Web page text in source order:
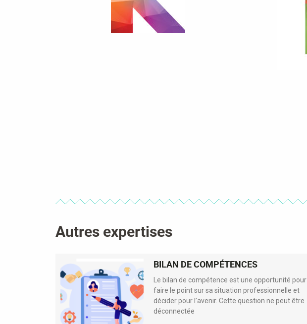
Autres expertises
BILAN DE COMPÉTENCES
Le bilan de compétence est une opportunité pour
faire le point sur sa situation professionnelle et
décider pour l’avenir. Cette question ne peut être
déconnectée